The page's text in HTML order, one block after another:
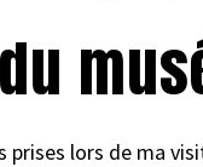
prises lors de ma